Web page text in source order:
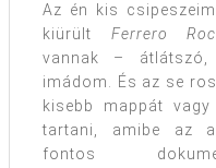
Az én kis
kiürült Ferrero
vannak – átlátszó,
imádom. És az se
kisebb mappát
tartani, amibe az
fontos